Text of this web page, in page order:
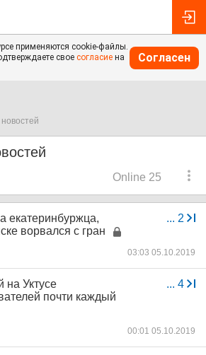
применяются cookie-файлы.
свое согласие на
Согласен
Online 25
... 2
екатеринбуржца,
ворвался с гран
03:03 05.10.2019
... 4
на Уктусе
почти каждый
00:01 05.10.2019